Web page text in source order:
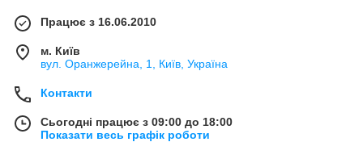
Працює з 16.06.2010
м. Київ
вул. Оранжерейна, 1, Київ, Україна
Контакти
Сьогодні працює з 09:00 до 18:00
Показати весь графік роботи